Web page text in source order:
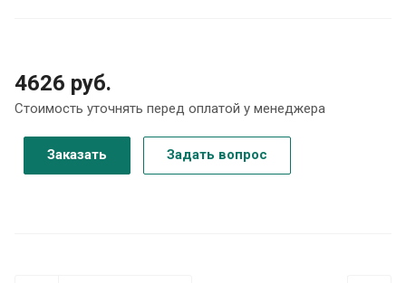
4626 руб.
Стоимость уточнять перед оплатой у менеджера
Заказать Задать вопрос